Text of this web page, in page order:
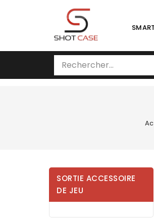
SORTIE ACCESSOIRE
DE JEU